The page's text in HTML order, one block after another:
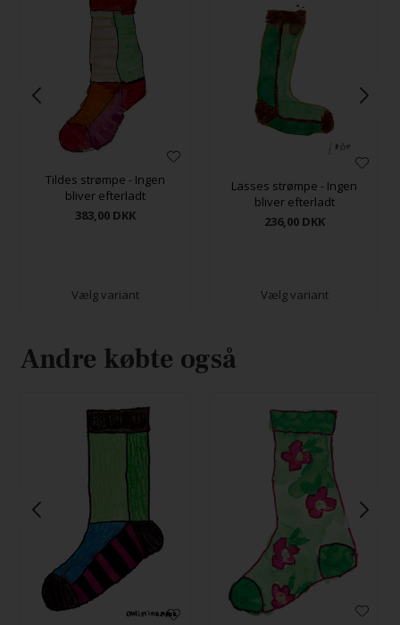
Tildes strømpe - Ingen
bliver efterladt
383,00 DKK
Vælg variant
Lasses strømpe - Ingen
bliver efterladt
236,00 DKK
Vælg variant
Andre købte også